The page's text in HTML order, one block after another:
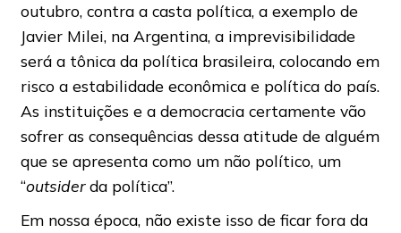
outubro, contra a casta política, a exemplo de
Javier Milei, na Argentina, a imprevisibilidade
será a tônica da política brasileira, colocando em
risco a estabilidade econômica e política do país.
As instituições e a democracia certamente vão
sofrer as consequências dessa atitude de alguém
que se apresenta como um não político, um
“outsiderda política”.
Em nossa época, não existe isso de ficar fora da